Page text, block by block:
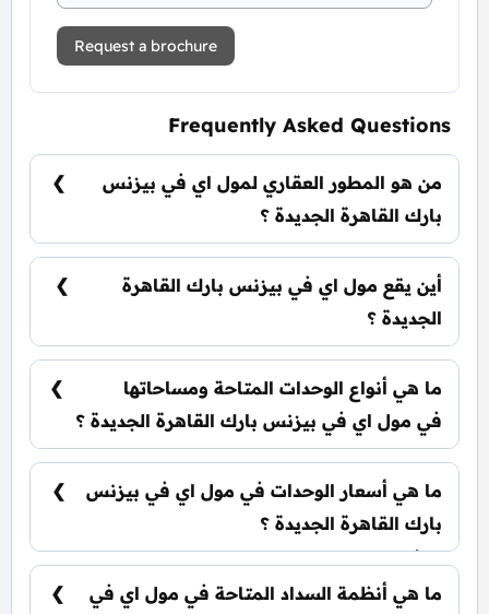
Request a brochure
Frequently Asked Questions
من هو المطور العقاري لمول اي في بيزنس
بارك القاهرة الجديدة ؟
شركة ويلث للتطوير العقاري Wealth
Developments.
أين يقع مول اي في بيزنس بارك القاهرة
الجديدة ؟
يقع مول اي في بيزنس بارك القاهرة الجديدة بالحي
الأول من التجمع علي محور 79 أمام ميدان البغدادي
بصورة مباشرة.
ما هي أنواع الوحدات المتاحة ومساحاتها
في مول اي في بيزنس بارك القاهرة الجديدة ؟
يضم المول مجموعة متنوعة من الوحدات
مكاتب إدارية: تبدأ من 37 متر² عيادات طبية: تبدأ من
40 متر²
ما هي أسعار الوحدات في مول اي في بيزنس
بارك القاهرة الجديدة ؟
تبدأ الأسعار من 5,292,000 جنيه وتختلف حسب نوع
الوحدة والمساحة، كما أن الأسعار قابلة للتغيير حسب
تطورات السوق.
ما هي أنظمة السداد المتاحة في مول اي في